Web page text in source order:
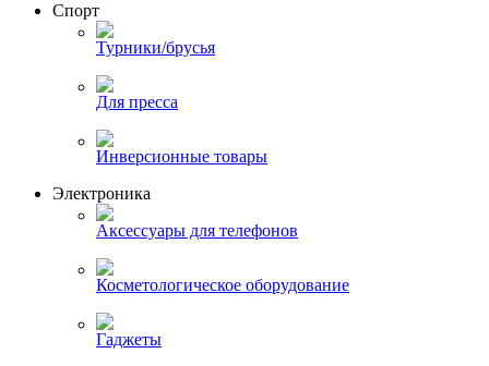
Спорт
Турники/брусья
Для пресса
Инверсионные товары
Электроника
Аксессуары для телефонов
Косметологическое оборудование
Гаджеты